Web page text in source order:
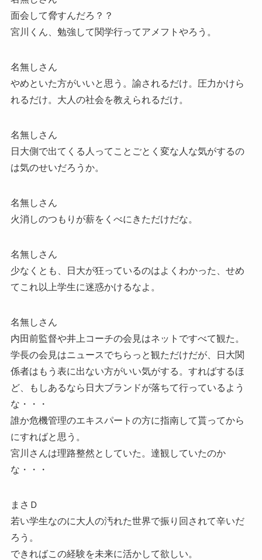
面会して脅すんだろ？？
宮川くん、勉強して関学行ってアメフトやろう。
名無しさん
やめといた方がいいと思う。諭されるだけ。圧力かけら
れるだけ。大人の社会を教えられるだけ。
名無しさん
日大側で出てくる人ってことごとく変な人な気がするの
は気のせいだろうか。
名無しさん
火消しのつもりが薪をくべにきただけだな。
名無しさん
少なくとも、日大が狂っているのはよくわかった、せめ
てこれ以上学生に迷惑かけるなよ。
名無しさん
内田前監督や井上コーチの会見はネットですべて観た。
学長の会見はニュースでちらっと観ただけだが、日大関
係者はもう表に出ない方がいい気がする。すればするほ
ど、もしあるなら日大ブランドが落ちて行っているよう
な・・・
誰か危機管理のエキスパートの方に指南して貰ってから
にすればと思う。
宮川さんは理路整然としていた。達観していたのか
な・・・
まさＤ
若い学生なのに大人の汚れた世界で振り回されて辛いだ
ろう。
できればこの経験を未来に活かして欲しい。